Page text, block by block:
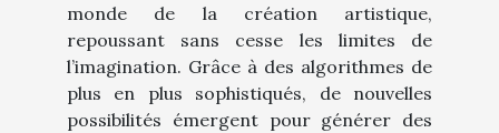
monde de la création artistique,
repoussant sans cesse les limites de
l’imagination. Grâce à des algorithmes de
plus en plus sophistiqués, de nouvelles
possibilités émergent pour générer des